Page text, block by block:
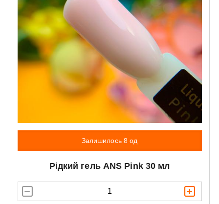
Залишилось 8 од
Рідкий гель ANS Pink 30 мл